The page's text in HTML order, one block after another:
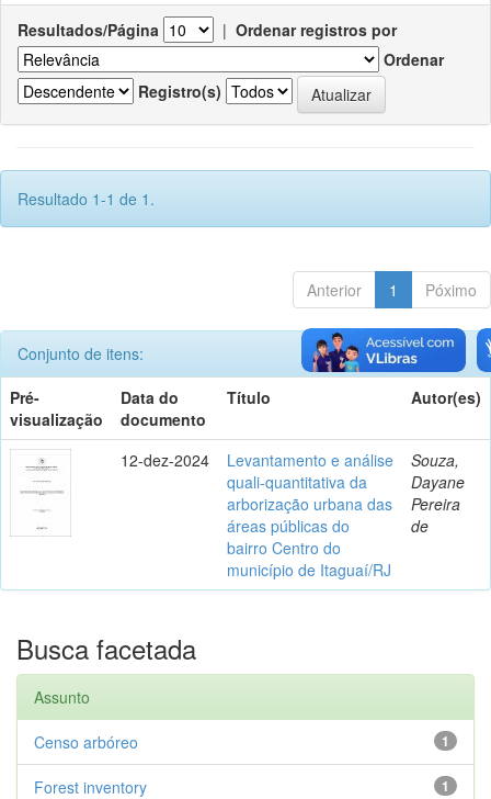
Resultados/Página | Ordenar registros por
Ordenar
Registro(s)
Resultado 1-1 de 1.
Anterior 1 Póximo
Conjunto de itens:
Pré-
visualização
Data do
documento
Título Autor(es)
12-dez-2024
Levantamento e análise
quali-quantitativa da
arborização urbana das
áreas públicas do
bairro Centro do
município de Itaguaí/RJ
Souza,
Dayane
Pereira
de
Busca facetada
Assunto
1
Censo arbóreo
1
Forest inventory